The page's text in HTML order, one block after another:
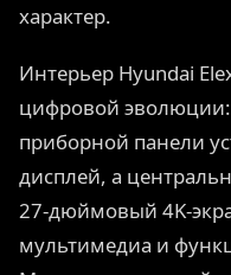
характер.
Интерьер Hyundai
цифровой
приборной панели
дисплей, а
27-дюймовый 4K-
мультимедиа и